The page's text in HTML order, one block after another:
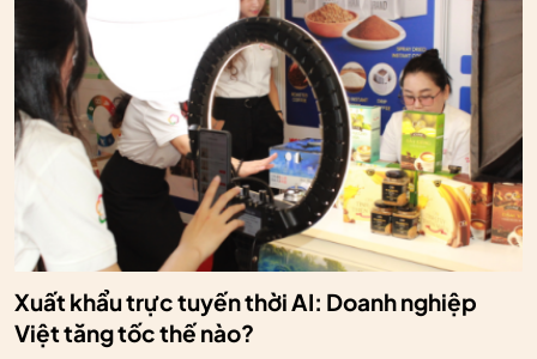
Xuất khẩu trực tuyến thời AI: Doanh nghiệp
Việt tăng tốc thế nào?